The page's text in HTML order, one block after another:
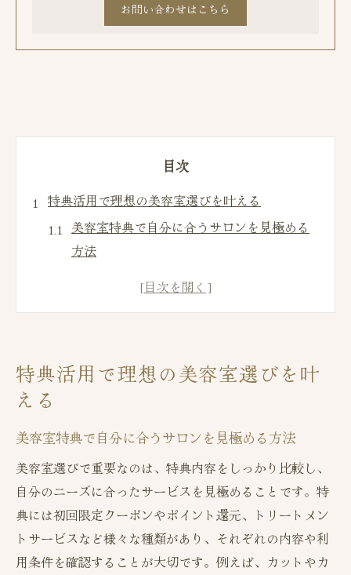
お問い合わせはこちら
目次
特典活用で理想の美容室選びを叶える
美容室特典で自分に合うサロンを見極める
方法
特典が豊富な美容室の選び方と注意点
特典比較で自分にぴったりの美容室を探す
群馬で注目の美容室特典攻略ガイド
群馬の美容室特典を賢く使う最新ガイド
特典比較で選ぶ美容室の新しい基準とは
美容室特典を活用した群馬のサロン選び術
お得な美容室特典で施術満足度を高める方
法
特典活用で理想の美容室選びを叶
える
美容室特典で自分に合うサロンを見極める方法
美容室選びで重要なのは、特典内容をしっかり比較し、
自分のニーズに合ったサービスを見極めることです。特
典には初回限定クーポンやポイント還元、トリートメン
トサービスなど様々な種類があり、それぞれの内容や利
用条件を確認することが大切です。例えば、カットやカ